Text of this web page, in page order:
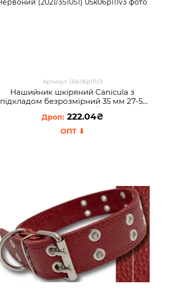
Артикул: 05k06p111v3
Нашийник шкіряний Canicula з
пiдкладом безрозмірний 35 мм 27-51
см Червоний (2021/351051)
222.04₴